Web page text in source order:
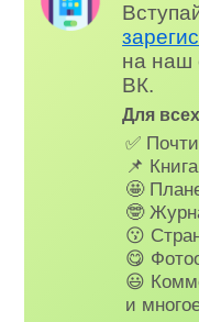
на наш
ВК.
Для
✅
📌
🤩
🤓
😗
😋
😃
и